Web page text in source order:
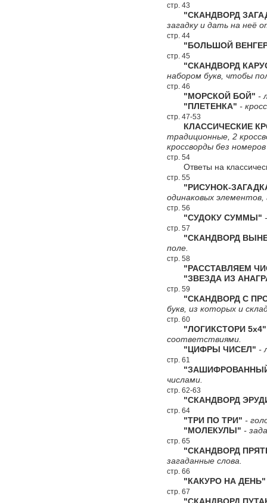
стр. 43
"СКАНДВОРД
загадку и дать на неё
стр. 44
"БОЛЬШОЙ
стр. 45
"СКАНДВОРД
набором букв, чтобы
стр. 46
"МОРСКОЙ БОЙ" -
"ПЛЕТЕНКА" -
стр. 47-53
КЛАССИЧЕСКИЕ
традиционные, 2
кроссворды без
стр. 54
Ответы на
стр. 55
"РИСУНОК-
одинаковых
стр. 56
"СУДОКУ СУММЫ"
стр. 57
"СКАНДВОРД
поле.
стр. 58
"РАССТАВЛЯЕМ
"ЗВЕЗДА ИЗ
стр. 59
"СКАНДВОРД С
букв, из которых и
стр. 60
"ЛОГИКСТОРИ 5х4"
соответствиями.
"ЦИФРЫ ЧИСЕЛ" -
стр. 61
"ЗАШИФРОВАННЫЙ
числами.
стр. 62-63
"СКАНДВОРД
стр. 64
"ТРИ ПО ТРИ" -
"МОЛЕКУЛЫ" -
стр. 65
"СКАНДВОРД
загаданные слова.
стр. 66
"КАКУРО НА ДЕНЬ"
стр. 67